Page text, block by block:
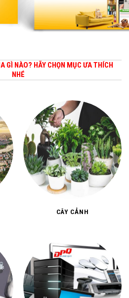
GÌ NÀO? HÃY CHỌN MỤC ƯA THÍCH
NHÉ
CÂY CẢNH